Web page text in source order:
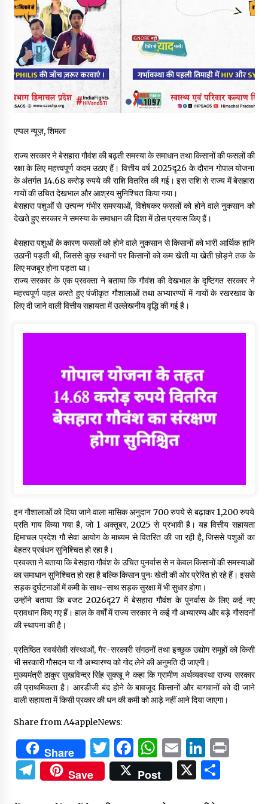
वन विभाग के एक हजार खिलाड़ी रामपुर में दिखाएंगे जौहर, 11 से 13 सितंबर
तक आयोजित होगी 27वीं वार्षिक खेलकूद प्रतियोगिता
30 बैग की सीमा पर भाजपा का हमला, बोली- कांग्रेस सरकार ने सेब उत्पादकों
की तोड़ी कमर- संदीपनी
07/08/2026
शिमला पुलिस में बड़ी अनुशासनात्मक कार्रवाई, 3 पुलिसकर्मी निलंबित
6 साल में पीएम नरेंद्र मोदी के विदेश दौरों पर 557 करोड़ खर्च, सरकार ने
संसद में दी जानकारी
07/08/2026
रूपी भावा वन्यजीव अभयारण्य में फिर दिखा जंगलों का ‘खामोश पहरेदार’, दुर्लभ
06/08/2026
एप्पल न्यूज़, शिमला
राज्य सरकार ने बेसहारा गौवंश की बढ़ती समस्या के समाधान तथा किसानों की फसलों की
रक्षा के लिए महत्त्वपूर्ण कदम उठाए हैं। वित्तीय वर्ष 2025दृ26 के दौरान गोपाल योजना
के अंतर्गत 14.68 करोड़ रुपये की राशि वितरित की गई। इस राशि से राज्य में बेसहारा
गायों की उचित देखभाल और आश्रय सुनिश्चित किया गया।
बेसहारा पशुओं से उत्पन्न गंभीर समस्याओं, विशेषकर फसलों को होने वाले नुकसान को
देखते हुए सरकार ने समस्या के समाधान की दिशा में ठोस प्रयास किए हैं।
बेसहारा पशुओं के कारण फसलों को होने वाले नुकसान से किसानों को भारी आर्थिक हानि
उठानी पड़ती थी, जिससे कुछ स्थानों पर किसानों को कम खेती या खेती छोड़ने तक के
लिए मजबूर होना पड़ता था।
राज्य सरकार के एक प्रवक्ता ने बताया कि गौवंश की देखभाल के दृष्टिगत सरकार ने
महत्त्वपूर्ण पहल करते हुए पंजीकृत गौशालाओं तथा अभ्यारण्यों में गायों के रखरखाव के
लिए दी जाने वाली वित्तीय सहायता में उल्लेखनीय वृद्धि की गई है।
इन गौशालाओं को दिया जाने वाला मासिक अनुदान 700 रुपये से बढ़ाकर 1,200 रुपये
प्रति गाय किया गया है, जो 1 अक्तूबर, 2025 से प्रभावी है। यह वित्तीय सहायता
हिमाचल प्रदेश गौ सेवा आयोग के माध्यम से वितरित की जा रही है, जिससे पशुओं का
बेहतर प्रबंधन सुनिश्चित हो रहा है।
प्रवक्ता ने बताया कि बेसहारा गौवंश के उचित पुनर्वास से न केवल किसानों की समस्याओं
का समाधान सुनिश्चित हो रहा है बल्कि किसान पुनः खेती की ओर प्रेरित हो रहे हैं। इससे
सड़क दुर्घटनाओं में कमी के साथ-साथ सड़क सुरक्षा में भी सुधार होगा।
उन्होंने बताया कि बजट 2026दृ27 में बेसहारा गौवंश के पुनर्वास के लिए कई नए
प्रावधान किए गए हैं। हाल के वर्षों में राज्य सरकार ने कई गौ अभ्यारण्य और बड़े गौसदनों
की स्थापना की है।
प्रतिष्ठित स्वयंसेवी संस्थाओं, गैर-सरकारी संगठनों तथा इच्छुक उद्योग समूहों को किसी
भी सरकारी गौसदन या गौ अभ्यारण्य को गोद लेने की अनुमति दी जाएगी।
मुख्यमंत्री ठाकुर सुखविन्द्र सिंह सुक्खू ने कहा कि ग्रामीण अर्थव्यवस्था राज्य सरकार
की प्राथमिकता है। आरडीजी बंद होने के बावजूद किसानों और बागवानों को दी जाने
वाली सहायता में किसी प्रकार की धन की कमी को आड़े नहीं आने दिया जाएगा।
Share from A4appleNews:
Share Twitter
Facebook
WhatsApp
Email
Telegram
Save Post X